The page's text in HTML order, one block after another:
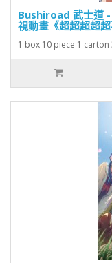
Bushiroad 武士道
視動畫《超超超超
1 box 10 piece 1 carton